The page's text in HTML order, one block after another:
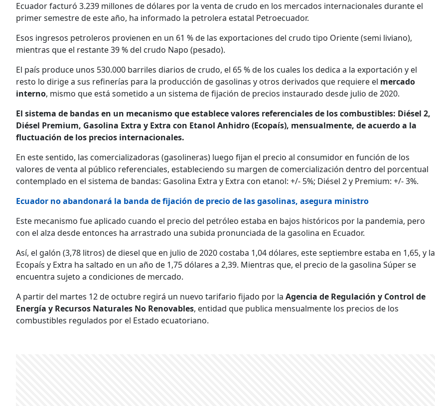
Ecuador facturó 3.239 millones de dólares por la venta de crudo en los mercados internacionales durante el
primer semestre de este año, ha informado la petrolera estatal Petroecuador.
Esos ingresos petroleros provienen en un 61 % de las exportaciones del crudo tipo Oriente (semi liviano),
mientras que el restante 39 % del crudo Napo (pesado).
El país produce unos 530.000 barriles diarios de crudo, el 65 % de los cuales los dedica a la exportación y el
resto lo dirige a sus refinerías para la producción de gasolinas y otros derivados que requiere el mercado
interno, mismo que está sometido a un sistema de fijación de precios instaurado desde julio de 2020.
El sistema de bandas en un mecanismo que establece valores referenciales de los combustibles: Diésel 2,
Diésel Premium, Gasolina Extra y Extra con Etanol Anhidro (Ecopaís), mensualmente, de acuerdo a la
fluctuación de los precios internacionales.
En este sentido, las comercializadoras (gasolineras) luego fijan el precio al consumidor en función de los
valores de venta al público referenciales, estableciendo su margen de comercialización dentro del porcentual
contemplado en el sistema de bandas: Gasolina Extra y Extra con etanol: +/- 5%; Diésel 2 y Premium: +/- 3%.
Ecuador no abandonará la banda de fijación de precio de las gasolinas, asegura ministro
Este mecanismo fue aplicado cuando el precio del petróleo estaba en bajos históricos por la pandemia, pero
con el alza desde entonces ha arrastrado una subida pronunciada de la gasolina en Ecuador.
Así, el galón (3,78 litros) de diesel que en julio de 2020 costaba 1,04 dólares, este septiembre estaba en 1,65, y la
Ecopaís y Extra ha saltado en un año de 1,75 dólares a 2,39. Mientras que, el precio de la gasolina Súper se
encuentra sujeto a condiciones de mercado.
A partir del martes 12 de octubre regirá un nuevo tarifario fijado por la Agencia de Regulación y Control de
Energía y Recursos Naturales No Renovables, entidad que publica mensualmente los precios de los
combustibles regulados por el Estado ecuatoriano.